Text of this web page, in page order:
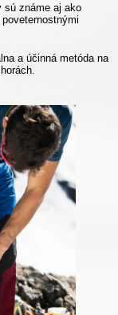
sú známe aj ako
a účinná metóda na